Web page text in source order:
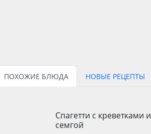
ПОХОЖИЕ БЛЮДА НОВЫЕ РЕЦЕПТЫ
Спагетти с креветками и
семгой